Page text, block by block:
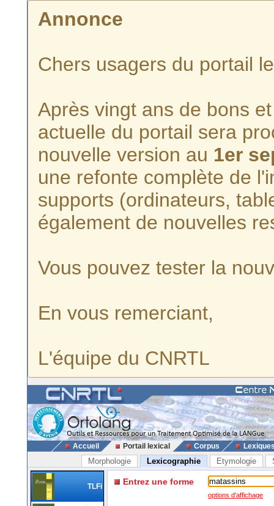
Annonce
Chers usagers du portail
Après vingt ans de bons
actuelle du portail sera
nouvelle version au 1er
une refonte complète de
supports (ordinateurs,
également de nouvelles
Vous pouvez tester la
En vous remerciant,
L'équipe du CNRTL
Accueil Portail lexical Corpus
Morphologie Lexicographie Etymologie
TLFi Entrez une forme
options d'affichage